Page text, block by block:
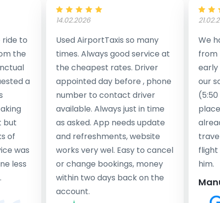
to
the
a
but
of
was
less
14.02.2026
Used AirportTaxis so many
times. Always good service at
the cheapest rates. Driver
appointed day before , phone
number to contact driver
available. Always just in time
as asked. App needs update
and refreshments, website
works very wel. Easy to cancel
or change bookings, money
within two days back on the
account.
We
from
early
our
flight
him.